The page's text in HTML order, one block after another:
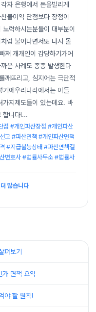
자 은행에서 돈을빌리게
불이익 단점보다 장점이
력하시는분들이 대부분이
럼 불어나면서또 다시 돌
져 개개인이 감당하기가어
운 사례도 종종 발생한다
깨뜨리고, 심지어는 극단적
에우리나라에서는 이들
가지제도들이 있는데요. 바
합니다!...
점 #개인파산장점 #개인파산
고 #파산면책 #개인파산면책
#지급불능상태 #파산면책결
변호사 #법률사무소 #법률사
많습니다
펴보기
가 면책 요약
야 할 원칙!